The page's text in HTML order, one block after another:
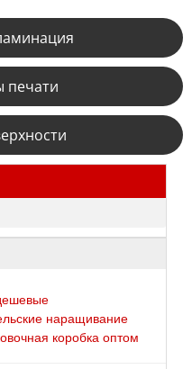
наращивание
коробка оптом
печати